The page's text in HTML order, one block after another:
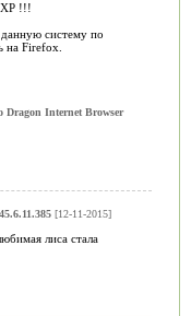
!!!
систему по
на Firefox.
Dragon Internet Browser
[12-11-2015]
лиса стала